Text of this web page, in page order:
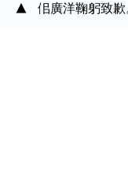
佀廣洋鞠躬致